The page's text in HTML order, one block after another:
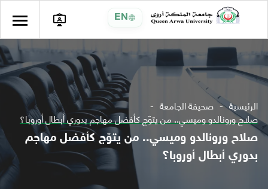
EN
الرئيسية صحيفة الجامعة
صلاح ورونالدو وميسي.. من يتوّج كأفضل مهاجم بدوري أبطال أوروبا؟
صلاح ورونالدو وميسي.. من يتوّج كأفضل مهاجم
بدوري أبطال أوروبا؟